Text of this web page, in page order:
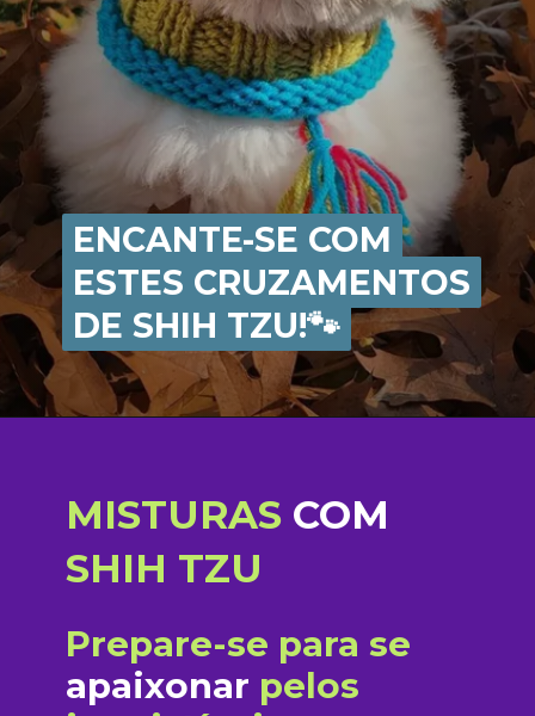
ENCANTE-SE COM
ESTES CRUZAMENTOS
DE SHIH TZU!🐾
ENCANTE-SE COM
ESTES CRUZAMENTOS
DE SHIH TZU!🐾
MISTURAS COM
SHIH TZU
Prepare-se para se
apaixonar pelos